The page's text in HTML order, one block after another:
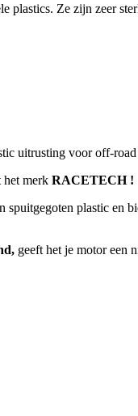
plastics. Ze zijn zeer
uitrusting voor off-
het merk RACETECH !
plastic en
geeft het je motor een